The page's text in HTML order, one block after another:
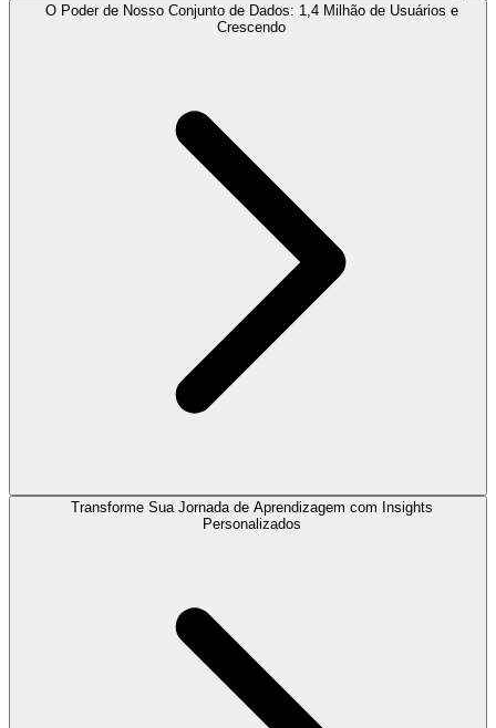
O Poder de Nosso Conjunto de Dados: 1,4 Milhão de Usuários e
Crescendo
Transforme Sua Jornada de Aprendizagem com Insights
Personalizados